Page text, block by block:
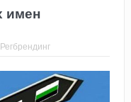
имен
Регбрендинг